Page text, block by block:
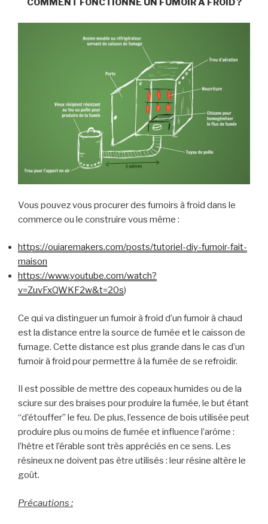
Vous pouvez vous procurer des fumoirs à froid dans le
commerce ou le construire vous même :
https://ouiaremakers.com/posts/tutoriel-diy-fumoir-fait-
maison
https://www.youtube.com/watch?
v=ZuvFxQWKF2w&t=20s)
Ce qui va distinguer un fumoir à froid d’un fumoir à chaud
est la distance entre la source de fumée et le caisson de
fumage. Cette distance est plus grande dans le cas d’un
fumoir à froid pour permettre à la fumée de se refroidir.
Il est possible de mettre des copeaux humides ou de la
sciure sur des braises pour produire la fumée, le but étant
“d’étouffer” le feu. De plus, l’essence de bois utilisée peut
produire plus ou moins de fumée et influence l’arôme :
l’hêtre et l’érable sont très appréciés en ce sens. Les
résineux ne doivent pas être utilisés : leur résine altère le
goût.
Précautions :